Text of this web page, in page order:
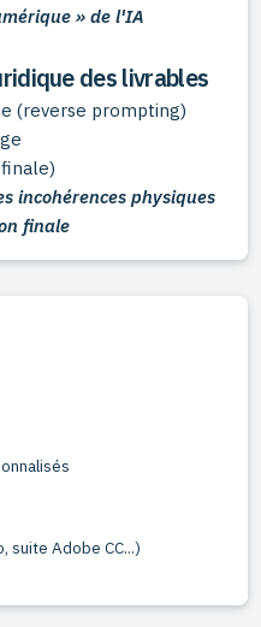
» de l'IA
des livrables
(reverse prompting)
incohérences physiques
finale
suite Adobe CC...)